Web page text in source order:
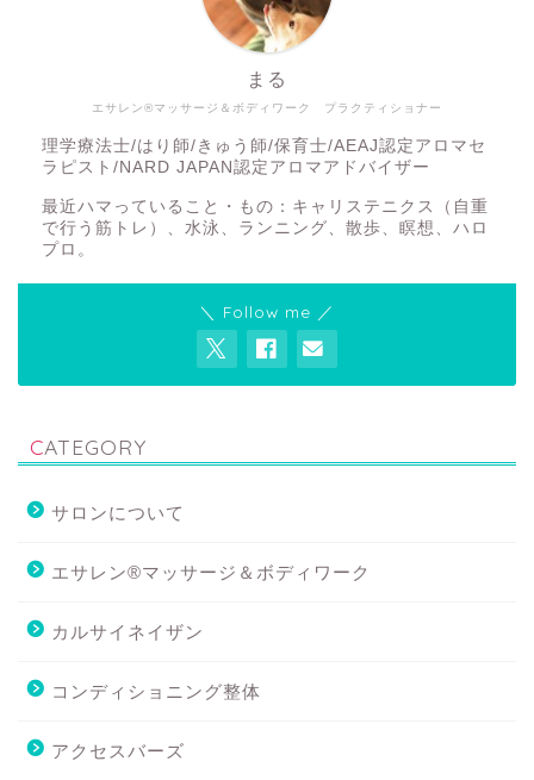
エサレン®マッサージ＆ボディワーク プラクティショナー
まる
理学療法士/はり師/きゅう師/保育士/AEAJ認定アロマセ
ラピスト/NARD JAPAN認定アロマアドバイザー
最近ハマっていること・もの：キャリステニクス（自重
で行う筋トレ）、水泳、ランニング、散歩、瞑想、ハロ
プロ。
＼ Follow me ／
CATEGORY
サロンについて
エサレン®マッサージ＆ボディワーク
カルサイネイザン
コンディショニング整体
アクセスバーズ